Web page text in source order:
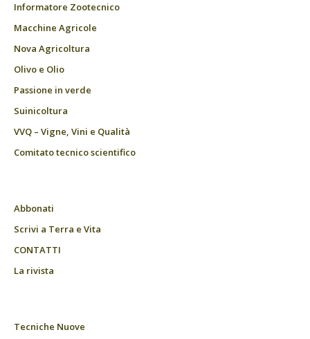
Informatore Zootecnico
Macchine Agricole
Nova Agricoltura
Olivo e Olio
Passione in verde
Suinicoltura
VVQ – Vigne, Vini e Qualità
Comitato tecnico scientifico
Abbonati
Scrivi a Terra e Vita
CONTATTI
La rivista
Tecniche Nuove